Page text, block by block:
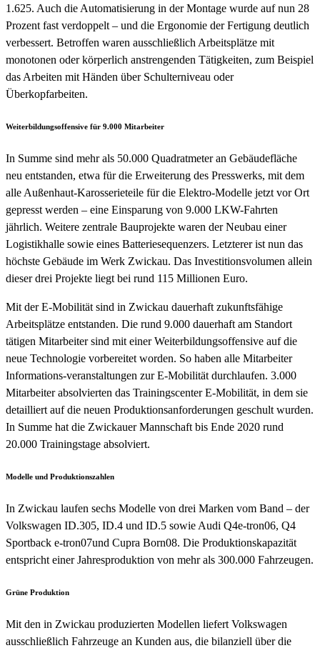
1.625. Auch die Automatisierung in der Montage wurde auf nun 28
Prozent fast verdoppelt – und die Ergonomie der Fertigung deutlich
verbessert. Betroffen waren ausschließlich Arbeitsplätze mit
monotonen oder körperlich anstrengenden Tätigkeiten, zum Beispiel
das Arbeiten mit Händen über Schulterniveau oder
Überkopfarbeiten.
Weiterbildungsoffensive für 9.000 Mitarbeiter
In Summe sind mehr als 50.000 Quadratmeter an Gebäudefläche
neu entstanden, etwa für die Erweiterung des Presswerks, mit dem
alle Außenhaut-Karosserieteile für die Elektro-Modelle jetzt vor Ort
gepresst werden – eine Einsparung von 9.000 LKW-Fahrten
jährlich. Weitere zentrale Bauprojekte waren der Neubau einer
Logistikhalle sowie eines Batteriesequenzers. Letzterer ist nun das
höchste Gebäude im Werk Zwickau. Das Investitionsvolumen allein
dieser drei Projekte liegt bei rund 115 Millionen Euro.
Mit der E-Mobilität sind in Zwickau dauerhaft zukunftsfähige
Arbeitsplätze entstanden. Die rund 9.000 dauerhaft am Standort
tätigen Mitarbeiter sind mit einer Weiterbildungsoffensive auf die
neue Technologie vorbereitet worden. So haben alle Mitarbeiter
Informations-veranstaltungen zur E-Mobilität durchlaufen. 3.000
Mitarbeiter absolvierten das Trainingscenter E-Mobilität, in dem sie
detailliert auf die neuen Produktionsanforderungen geschult wurden.
In Summe hat die Zwickauer Mannschaft bis Ende 2020 rund
20.000 Trainingstage absolviert.
Modelle und Produktionszahlen
In Zwickau laufen sechs Modelle von drei Marken vom Band – der
Volkswagen ID.305, ID.4 und ID.5 sowie Audi Q4e-tron06, Q4
Sportback e-tron07und Cupra Born08. Die Produktionskapazität
entspricht einer Jahresproduktion von mehr als 300.000 Fahrzeugen.
Grüne Produktion
Mit den in Zwickau produzierten Modellen liefert Volkswagen
ausschließlich Fahrzeuge an Kunden aus, die bilanziell über die